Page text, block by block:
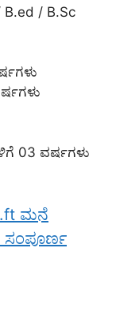
/ B.Sc
03 ವರ್ಷಗಳು
ಮನೆ
ಸಂಪೂರ್ಣ